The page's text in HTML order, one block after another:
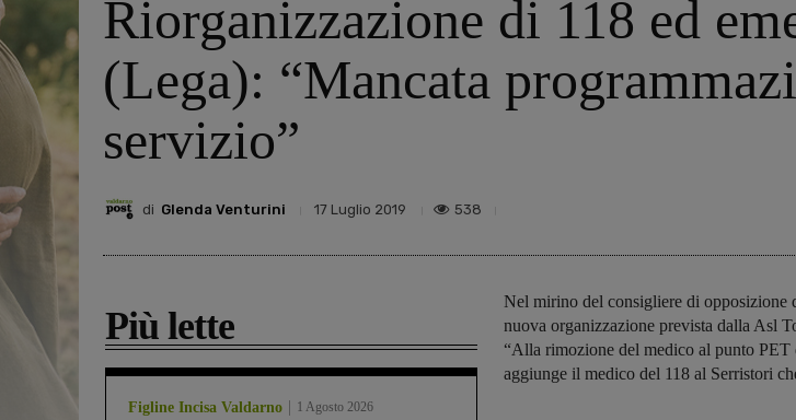
Riorganizzazione di 118 ed
(Lega): “Mancata
servizio”
di Glenda Venturini 17 Luglio 2019 538
Più lette
Figline Incisa Valdarno 1 Agosto 2026
Nel mirino del consigliere di opposizione
nuova organizzazione prevista dalla Asl
“Alla rimozione del medico al punto
aggiunge il medico del 118 al Serristori